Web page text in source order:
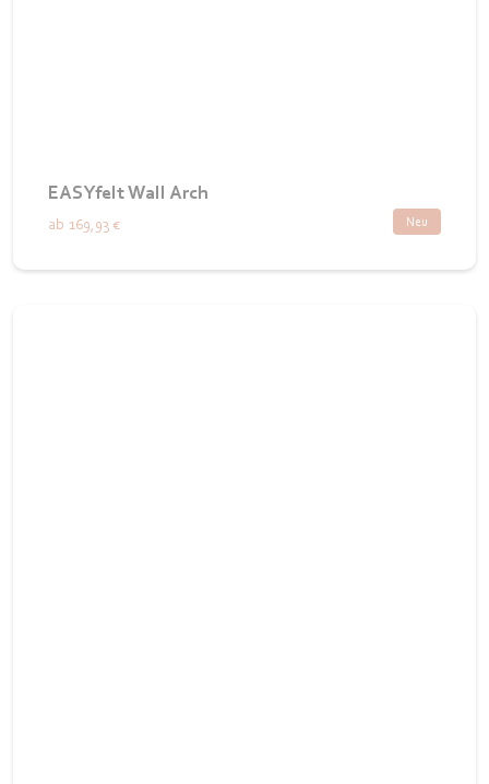
EASYfelt Wall Arch
Neu
ab 169,93 €